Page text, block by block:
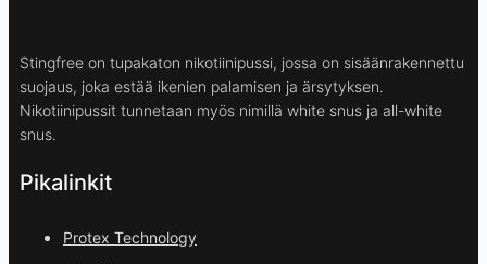
Stingfree on tupakaton nikotiinipussi, jossa on sisäänrakennettu
suojaus, joka estää ikenien palamisen ja ärsytyksen.
Nikotiinipussit tunnetaan myös nimillä white snus ja all-white
snus.
Pikalinkit
Protex Technology